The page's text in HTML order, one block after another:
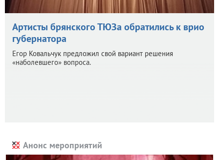
Артисты брянского ТЮЗа обратились к врио
губернатора
Егор Ковальчук предложил свой вариант решения
«наболевшего» вопроса.
Анонс мероприятий